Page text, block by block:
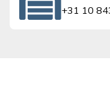
+31 10